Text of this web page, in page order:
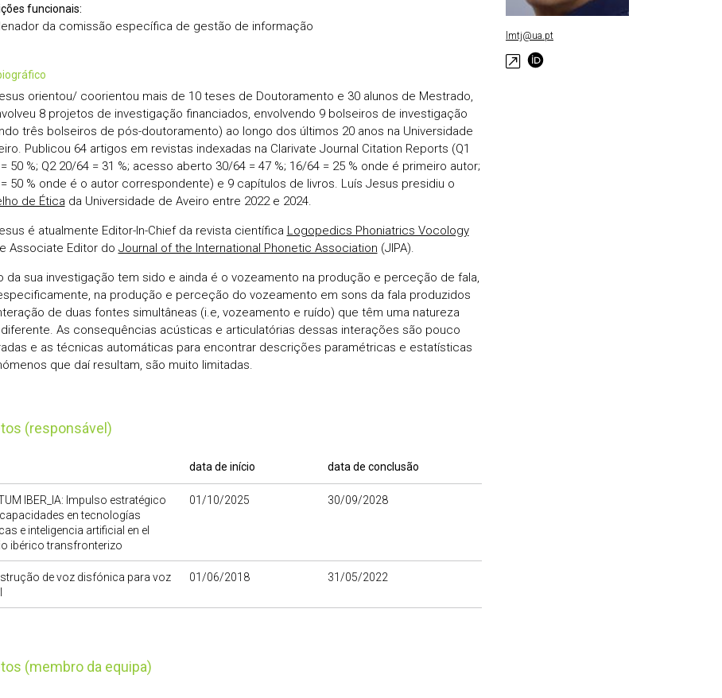
funcionais:
da comissão específica de gestão de informação
orientou/ coorientou mais de 10 teses de Doutoramento e 30 alunos de Mestrado,
8 projetos de investigação financiados, envolvendo 9 bolseiros de investigação
três bolseiros de pós-doutoramento) ao longo dos últimos 20 anos na Universidade
Publicou 64 artigos em revistas indexadas na Clarivate Journal Citation Reports (Q1
50 %; Q2 20/64 = 31 %; acesso aberto 30/64 = 47 %; 16/64 = 25 % onde é primeiro autor;
50 % onde é o autor correspondente) e 9 capítulos de livros. Luís Jesus presidiu o
de Ética da Universidade de Aveiro entre 2022 e 2024.
é atualmente Editor-In-Chief da revista científica Logopedics Phoniatrics Vocology
Associate Editor do Journal of the International Phonetic Association (JIPA).
da sua investigação tem sido e ainda é o vozeamento na produção e perceção de fala,
na produção e perceção do vozeamento em sons da fala produzidos
de duas fontes simultâneas (i.e, vozeamento e ruído) que têm uma natureza
As consequências acústicas e articulatórias dessas interações são pouco
e as técnicas automáticas para encontrar descrições paramétricas e estatísticas
que daí resultam, são muito limitadas.
(responsável)
data de início data de conclusão
IBER_IA: Impulso estratégico
en tecnologías
e inteligencia artificial en el
ibérico transfronterizo
01/10/2025 30/09/2028
de voz disfónica para voz
01/06/2018 31/05/2022
(membro da equipa)
lmtj@ua.pt